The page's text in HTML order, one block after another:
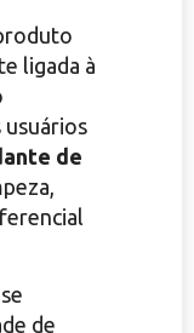
ligada à
usuários
de
de